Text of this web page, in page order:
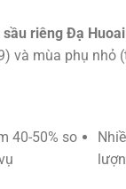
sầu riêng Đạ Huoai
và mùa phụ nhỏ
40-50% so